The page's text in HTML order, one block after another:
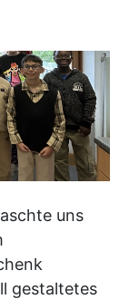
uns
gestaltetes